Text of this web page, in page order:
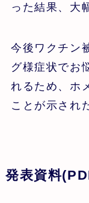
った結果、大
今後ワクチン
グ様症状でお
れるため、ホ
ことが示され
発表資料